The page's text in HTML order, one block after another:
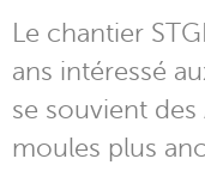
Le chantier
ans intéressé
se souvient des
moules plus